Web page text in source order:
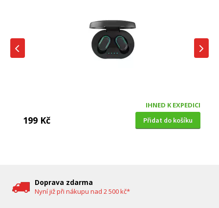
IHNED K EXPEDICI
199 Kč Přidat do košíku
Doprava zdarma
Nyní již při nákupu nad 2 500 kč*